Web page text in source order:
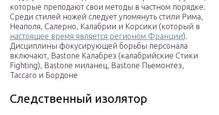
которые преподают свои методы в частном порядке.
Среди стилей ножей следует упомянуть стили Рима,
Неаполя, Салерно, Калабрии и Корсики (который в
настоящее время является регионом Франции).
Дисциплины фокусирующей борьбы персонала
включают, Bastone Калабрез (калабрийские Стики
Fighting), Bastone миланец, Bastone Пьемонтез,
Taccaro и Бордоне
Следственный изолятор